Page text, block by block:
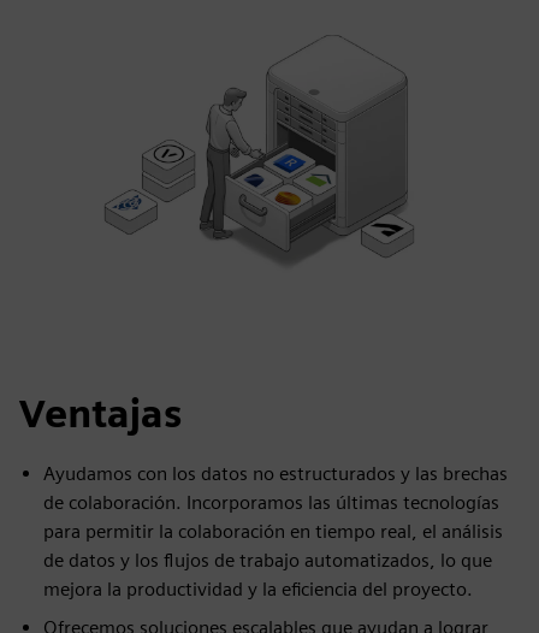
Ventajas
Ayudamos con los datos no estructurados y las brechas
de colaboración. Incorporamos las últimas tecnologías
para permitir la colaboración en tiempo real, el análisis
de datos y los flujos de trabajo automatizados, lo que
mejora la productividad y la eficiencia del proyecto.
Ofrecemos soluciones escalables que ayudan a lograr